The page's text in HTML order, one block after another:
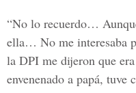
“No lo recuerdo…
ella… No me interesaba
la DPI me dijeron que
envenenado a papá,